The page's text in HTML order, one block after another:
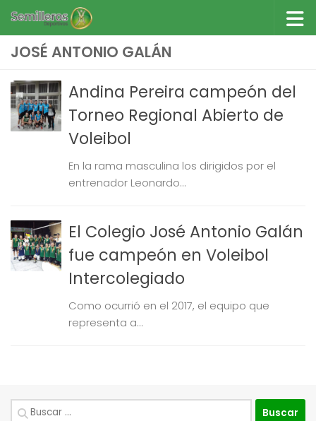
Saltar al contenido
JOSÉ ANTONIO GALÁN
Andina Pereira campeón del
Torneo Regional Abierto de
Voleibol
En la rama masculina los dirigidos por el
entrenador Leonardo...
El Colegio José Antonio Galán
fue campeón en Voleibol
Intercolegiado
Como ocurrió en el 2017, el equipo que
representa a...
Buscar: